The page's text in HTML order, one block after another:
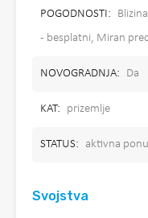
POGODNOSTI:
- besplatni, Miran
NOVOGRADNJA: Da
KAT: prizemlje
STATUS: aktivna
Svojstva